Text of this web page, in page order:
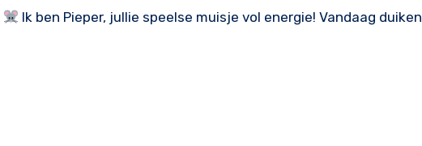
Ik ben Pieper, jullie speelse muisje vol energie! Vandaag duiken